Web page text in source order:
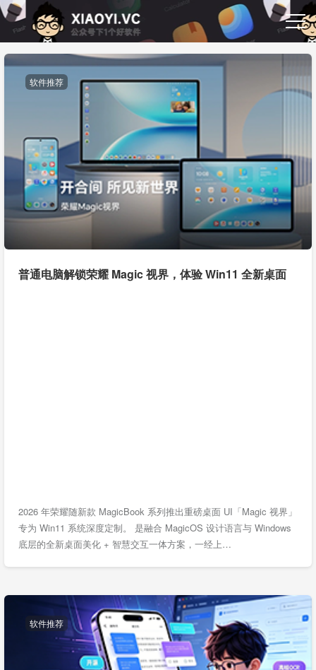
软件推荐
普通电脑解锁荣耀 Magic 视界，体验 Win11 全新桌面
2026 年荣耀随新款 MagicBook 系列推出重磅桌面 UI「Magic 视界」
专为 Win11 系统深度定制。 是融合 MagicOS 设计语言与 Windows
底层的全新桌面美化 + 智慧交互一体方案，一经上…
软件推荐